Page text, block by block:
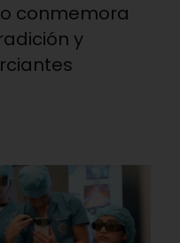
conmemora
y